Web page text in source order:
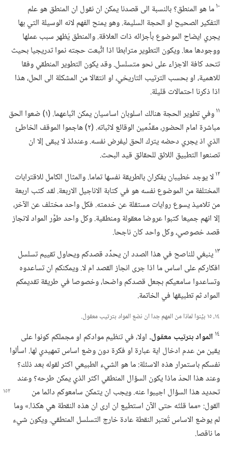
١٠ما هو المنطق؟‏ بالنسبة الى قصدنا يمكن ان نقول ان المنطق هو علم
التفكير الصحيح او الحجة السليمة.‏ وهو يمنح الفهم لانه الوسيلة التي بها
يجري ايضاح الموضوع بأجزائه ذات العلاقة.‏ والمنطق يُظهر سبب عملها
ووجودها معا.‏ ويكون التطوير مترابطا اذا اتَّبعت حجته نموا تدريجيا بحيث
تتحد كافة الاجزاء على نحو متسلسل.‏ وقد يكون التطوير المنطقي وفقا
للاهمية،‏ او بحسب الترتيب التاريخي،‏ او انتقالا من المشكلة الى الحل،‏ هذا
اذا ذكرنا احتمالات قليلة.‏
١١
وفي تطوير الحجة هنالك اسلوبان اساسيان يمكن اتّباعهما.‏ (‏١)‏ ضعوا الحق
مباشرة امام الحضور،‏ مقدِّمين الوقائع لاثباته.‏ (‏٢)‏ هاجموا الموقف الخاطئ
الذي اذ يجري دحضه يترك الحق ليفرض نفسه.‏ وعندئذ لا يبقى إلا ان
تصنعوا التطبيق اللائق للحقائق قيد البحث.‏
١٢لا يوجد خطيبان يفكران بالطريقة نفسها تماما.‏ والمثال الكامل للاقترابات
المختلفة من الموضوع نفسه هو في كتابة الاناجيل الاربعة.‏ لقد كتب اربعة
من تلاميذ يسوع روايات مستقلة عن خدمته.‏ فكل واحد مختلف عن الآخر،‏
إلا انهم جميعا كتبوا عروضا معقولة ومنطقية.‏ وكل واحد طوَّر المواد لانجاز
قصد خصوصي،‏ وكل واحد كان ناجحا.‏
١٣ينبغي للناصح في هذا الصدد ان يحدِّد قصدكم ويحاول تقييم تسلسل
افكاركم على اساس ما اذا جرى انجاز القصد ام لا.‏ ويمكنكم ان تساعدوه
وتساعدوا سامعيكم بجعل قصدكم واضحا،‏ وخصوصا في طريقة تقديمكم
المواد ثم تطبيقها في الخاتمة.‏
١٤،‏ ١٥ بيِّنوا لماذا من المهم جدا ان نضع المواد بترتيب معقول.‏
١٤ المواد بترتيب معقول.‏ اولا،‏ في تنظيم موادكم او مجملكم كونوا على
يقين من عدم ادخال اية عبارة او فكرة دون وضع اساس تمهيدي لها.‏ اسألوا
نفسكم باستمرار هذه الاسئلة:‏ ما هو الشيء الطبيعي اكثر لقوله بعد ذلك؟‏
وعند هذا الحدّ ماذا يكون السؤال المنطقي اكثر الذي يمكن طرحه؟‏ وعند
تحديد هذا السؤال اجيبوا عنه.‏ويجب ان يتمكن سامعوكم دائما من
القول:‏ «مما قلتَه حتى الآن استطيع ان ارى ان هذه النقطة هي هكذا.‏» وما
لم يوضع الاساس تُعتبر النقطة عادة خارج التسلسل المنطقي.‏ ويكون شيء
ما ناقصا.‏